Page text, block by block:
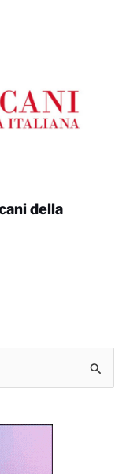
della